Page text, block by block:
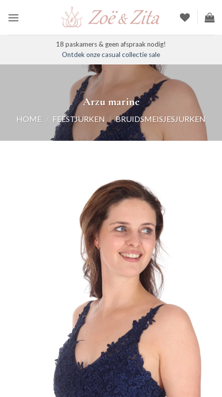
naar
18 paskamers & geen afspraak nodig!
Ontdek onze casual collectie sale
Arzu marine
HOME / FEESTJURKEN / BRUIDSMEISJESJURKEN